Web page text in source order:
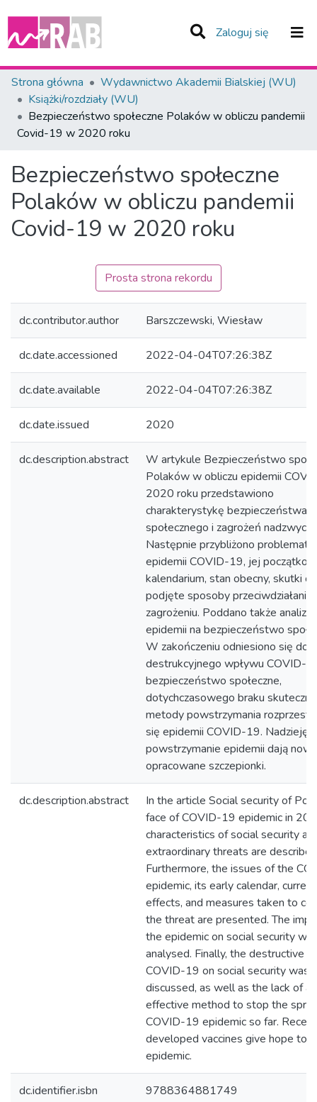
Zaloguj się (current)
Zespoły i Kolekcje
Statystyka
Całe Repozytorium
Strona główna
Wydawnictwo Akademii Bialskiej (WU)
Książki/rozdziały (WU)
Bezpieczeństwo społeczne Polaków w obliczu pandemii
Covid-19 w 2020 roku
Bezpieczeństwo społeczne
Polaków w obliczu pandemii
Covid-19 w 2020 roku
Prosta strona rekordu
dc.contributor.author Barszczewski, Wiesław
dc.date.accessioned 2022-04-04T07:26:38Z
dc.date.available 2022-04-04T07:26:38Z
dc.date.issued 2020
dc.description.abstract
W artykule Bezpieczeństwo
Polaków w obliczu epidemii
2020 roku przedstawiono
charakterystykę bezpieczeństwa
społecznego i zagrożeń
Następnie przybliżono
epidemii COVID-19, jej
kalendarium, stan obecny, skutki
podjęte sposoby przeciwdziałania
zagrożeniu. Poddano także
epidemii na bezpieczeństwo
W zakończeniu odniesiono się do
destrukcyjnego wpływu COVID-
bezpieczeństwo społeczne,
dotychczasowego braku
metody powstrzymania
się epidemii COVID-19. Nadzieję
powstrzymanie epidemii dają
opracowane szczepionki.
dc.description.abstract
In the article Social security of
face of COVID-19 epidemic in
characteristics of social security
extraordinary threats are
Furthermore, the issues of the
epidemic, its early calendar,
effects, and measures taken to
the threat are presented. The
the epidemic on social security
analysed. Finally, the destructive
COVID-19 on social security was
discussed, as well as the lack of an
effective method to stop the
COVID-19 epidemic so far.
developed vaccines give hope to
epidemic.
dc.identifier.isbn 9788364881749